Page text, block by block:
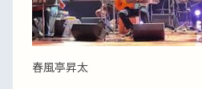
春風亭昇太